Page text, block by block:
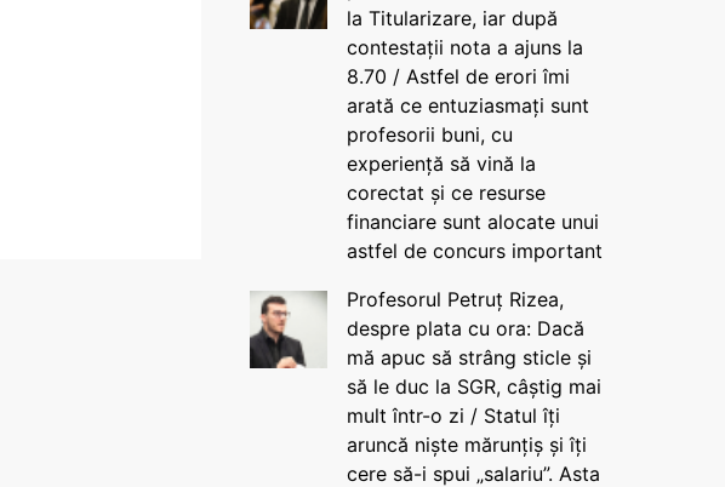
la Titularizare, iar după
contestații nota a ajuns la
8.70 / Astfel de erori îmi
arată ce entuziasmați sunt
profesorii buni, cu
experiență să vină la
corectat și ce resurse
financiare sunt alocate unui
astfel de concurs important
Profesorul Petruț Rizea,
despre plata cu ora: Dacă
mă apuc să strâng sticle și
să le duc la SGR, câștig mai
mult într-o zi / Statul îți
aruncă niște mărunțiș și îți
cere să-i spui „salariu”. Asta